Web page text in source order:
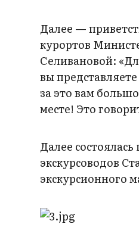
Далее —
курортов
Селивановой:
вы
за это вам
месте! Это
Далее
экскурсоводов
экскурсионного